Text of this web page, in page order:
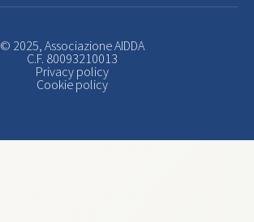
© 2025, Associazione AIDDA
C.F. 80093210013
Privacy policy
Cookie policy